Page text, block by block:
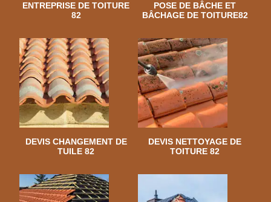
ENTREPRISE DE TOITURE
82
POSE DE BÂCHE ET
BÂCHAGE DE TOITURE82
DEVIS CHANGEMENT DE
TUILE 82
DEVIS NETTOYAGE DE
TOITURE 82